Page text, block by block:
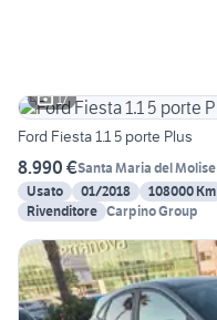
17
Ford Fiesta 1.1 5 porte Plus
8.990 €Santa Maria del Molise
Usato
01/2018 108000 Km
Rivenditore Carpino Group